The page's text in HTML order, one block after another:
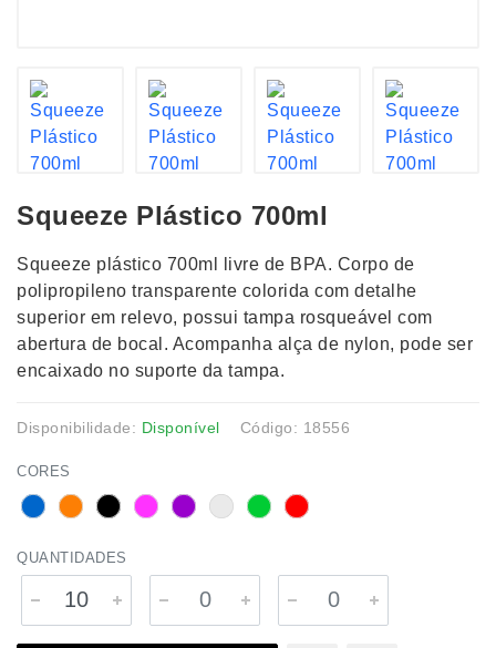
Squeeze Plástico 700ml
Squeeze plástico 700ml livre de BPA. Corpo de
polipropileno transparente colorida com detalhe
superior em relevo, possui tampa rosqueável com
abertura de bocal. Acompanha alça de nylon, pode ser
encaixado no suporte da tampa.
Disponibilidade: Disponível Código: 18556
CORES
QUANTIDADES